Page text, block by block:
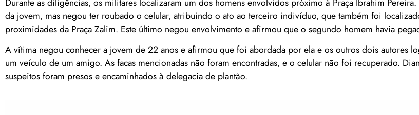
da jovem, mas negou ter roubado o celular, atribuindo o ato ao terceiro indivíduo, que também foi
proximidades da Praça Zalim. Este último negou envolvimento e afirmou que o segundo homem havia
A vítima negou conhecer a jovem de 22 anos e afirmou que foi abordada por ela e os outros dois autores
um veículo de um amigo. As facas mencionadas não foram encontradas, e o celular não foi recuperado.
suspeitos foram presos e encaminhados à delegacia de plantão.